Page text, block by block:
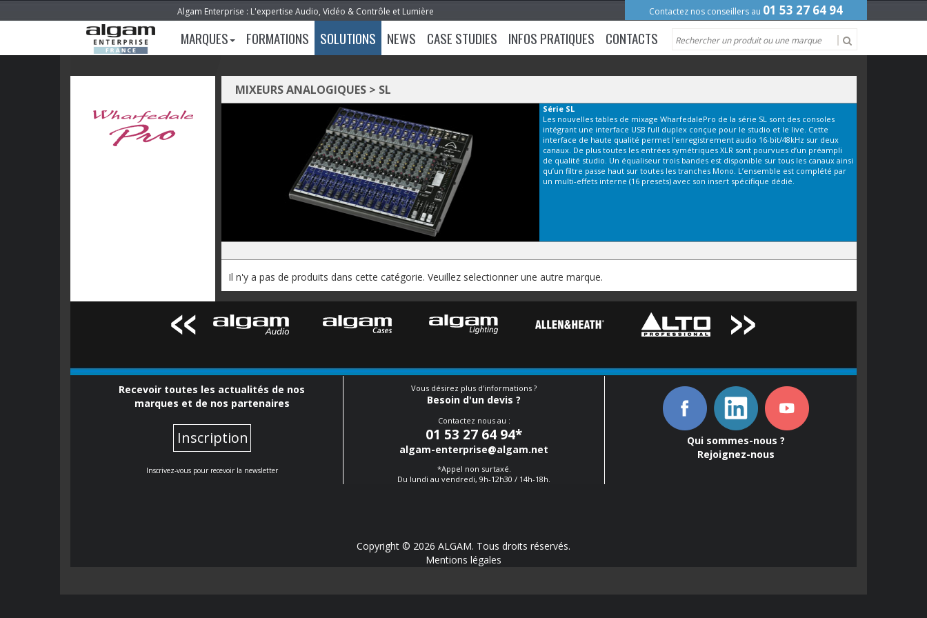
Algam Enterprise : L'expertise Audio, Vidéo & Contrôle et Lumière Contactez nos conseillers au 01 53 27 64 94
MARQUES FORMATIONS SOLUTIONS NEWS CASE STUDIES INFOS PRATIQUES CONTACTS
MIXEURS ANALOGIQUES > SL
Série SL
Les nouvelles tables de mixage WharfedalePro de la série SL sont des consoles
intégrant une interface USB full duplex conçue pour le studio et le live. Cette
interface de haute qualité permet l’enregistrement audio 16-bit/48kHz sur deux
canaux. De plus toutes les entrées symétriques XLR sont pourvues d’un préampli
de qualité studio. Un équaliseur trois bandes est disponible sur tous les canaux ainsi
qu’un filtre passe haut sur toutes les tranches Mono. L’ensemble est complété par
un multi-effets interne (16 presets) avec son insert spécifique dédié.
Il n'y a pas de produits dans cette catégorie. Veuillez selectionner une autre marque.
Recevoir toutes les actualités de nos
marques et de nos partenaires
Inscription
Inscrivez-vous pour recevoir la newsletter
Vous désirez plus d'informations ?
Besoin d'un devis ?
Contactez nous au :
01 53 27 64 94*
algam-enterprise@algam.net
*Appel non surtaxé.
Du lundi au vendredi, 9h-12h30 / 14h-18h.
Qui sommes-nous ?
Rejoignez-nous
Copyright © 2026 ALGAM. Tous droits réservés.
Mentions légales